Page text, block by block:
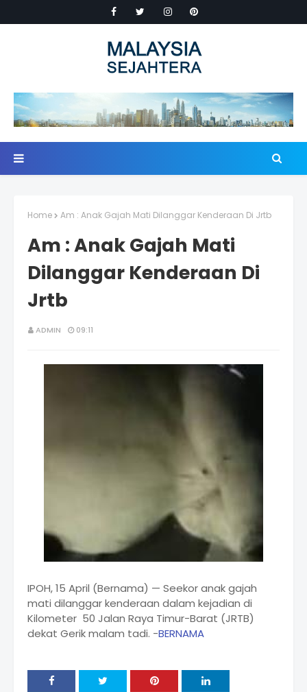
Home Am : Anak Gajah Mati Dilanggar Kenderaan Di Jrtb
Am : Anak Gajah Mati
Dilanggar Kenderaan Di
Jrtb
ADMIN 09:11
IPOH, 15 April (Bernama) — Seekor anak gajah
mati dilanggar kenderaan dalam kejadian di
Kilometer 50 Jalan Raya Timur-Barat (JRTB)
dekat Gerik malam tadi. -BERNAMA